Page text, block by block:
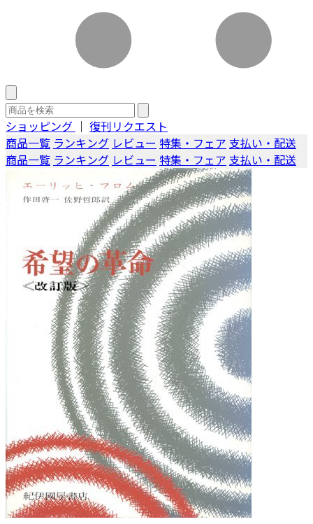
ショッピング ｜ 復刊リクエスト
商品一覧 ランキング レビュー 特集・フェア 支払い・配送
商品一覧 ランキング レビュー 特集・フェア 支払い・配送